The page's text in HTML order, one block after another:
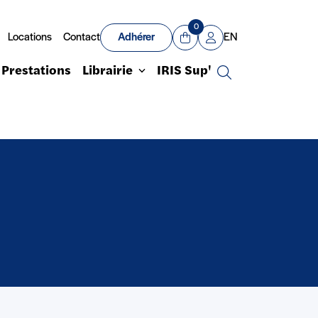
Locations Contact Adhérer
Panier
0
Mon compte
EN
Prestations Librairie IRIS Sup'
Recherche